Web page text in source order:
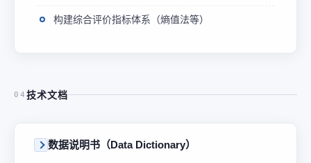
构建综合评价指标体系（熵值法等）
04 技术文档
数据说明书（Data Dictionary）